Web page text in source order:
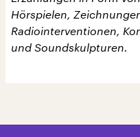
Hörspielen,
Radiointerventionen,
und Soundskulpturen.